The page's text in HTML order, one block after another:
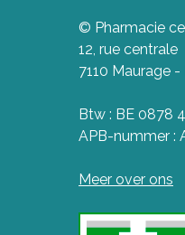
© Pharmacie
12, rue centrale
7110 Maurage
Btw : BE 0878
APB-nummer :
Meer over ons